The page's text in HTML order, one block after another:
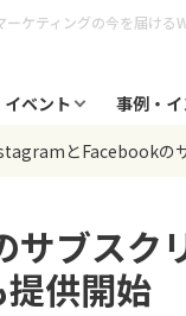
ーケティングの今を届ける
イベント 事例・
とFacebookの
ブスク
提供開始